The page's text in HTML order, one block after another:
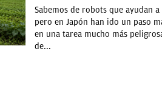
Sabemos de robots que ayudan
pero en Japón han ido un paso
en una tarea mucho más
de...